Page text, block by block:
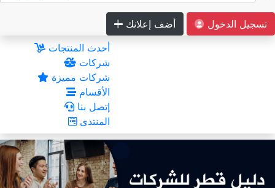
أضف إعلانك
تسجيل الدخول
أحدث المنتجات
شركات
شركات مميزة
الأقسام
إتصل بنا
المنتدى